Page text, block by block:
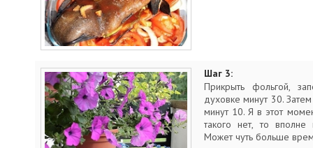
Шаг 3:
Прикрыть фольгой,
духовке минут 30.
минут 10. Я в этот
такого нет, то вполне
Может чуть больше